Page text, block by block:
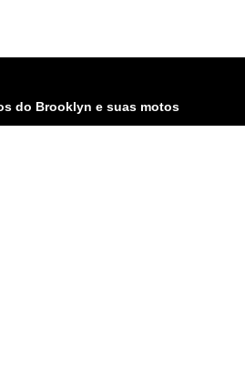
do Brooklyn e suas motos